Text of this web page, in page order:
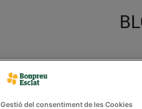
receptes, consells
Gestió del consentiment de les Cookies